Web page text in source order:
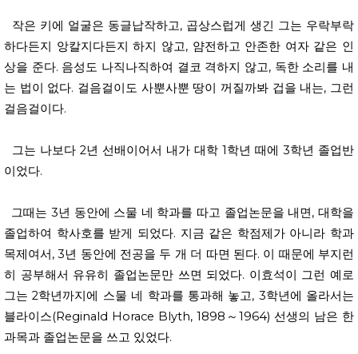
작은 키에 얼굴은 동글납작하고, 곱상스럽게 생긴 그는 우락부락
하다든지 앙칼지다든지 하지 않고, 얌전하고 안존한 여자 같은 인
상을 준다. 음성도 나직나직하여 결코 격하지 않고, 독한 소리를 내
는 법이 없다. 걸음걸이도 사뿐사뿐 땅이 꺼질까봐 겁을 내는, 그런
걸음걸이다.
그는 나보다 2년 선배이어서 내가 대학 1학년 때에 3학년 졸업반
이었다.
그때는 3년 동안에 스물 네 학과를 따고 졸업논문을 내면, 대학을
졸업하여 학사호를 받게 되었다. 지금 같은 학점제가 아니라 학과
목제여서, 3년 동안에 전공을 두 개 더 따면 된다. 이 때문에 부지런
히 공부해서 유유히 졸업논문만 쓰면 되었다. 이효석이 그런 예로
그는 2학년까지에 스물 네 학과를 통과해 놓고, 3학년에 올라서는
블라이스(Reginald Horace Blyth, 1898～1964) 선생의 남은 한
과목과 졸업논문을 쓰고 있었다.